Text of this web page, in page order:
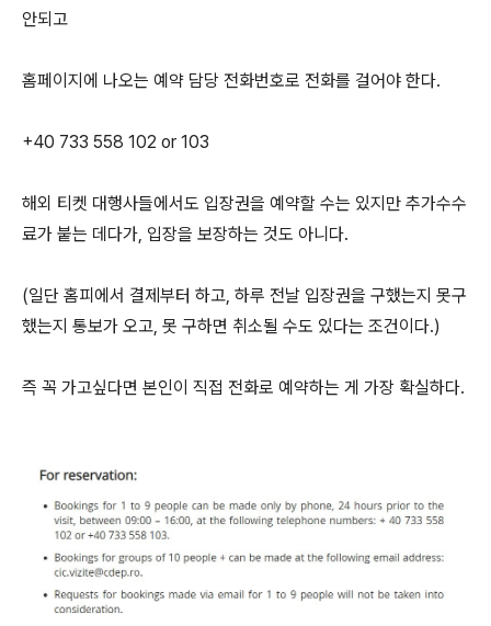
안되고
홈페이지에 나오는 예약 담당 전화번호로 전화를 걸어야 한다.
+40 733 558 102 or 103
해외 티켓 대행사들에서도 입장권을 예약할 수는 있지만 추가수수
료가 붙는 데다가, 입장을 보장하는 것도 아니다.
(일단 홈피에서 결제부터 하고, 하루 전날 입장권을 구했는지 못구
했는지 통보가 오고, 못 구하면 취소될 수도 있다는 조건이다.)
즉 꼭 가고싶다면 본인이 직접 전화로 예약하는 게 가장 확실하다.